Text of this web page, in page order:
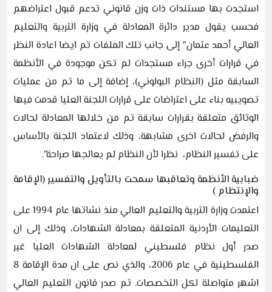
استجدت بها مستندات ذات وزن قانوني تدعم قبول اعتراضهم
فحسب يقول مدير دائرة المعادلة في وزارة التربية والتعليم
العالي أحمد عثمان" إلى جانب تلك الملفات تم ايضا اعادة النظر
في قرارات أخرى جراء مستجدات لم تكن موجودة في الأنظمة
السابقة مثل (النظام البولوني)، إضافة إلى ما تم من عمليات
تصويبيه بناء على اعتراضات على قرارات اللجنة العليا قدمت فيها
الوثائق متعلقة بقرارات سابقة تم من خلالها المعادلة لحالات
والرفض لحالات اخرى مشابهة، وذلك لاعتماد اللجنة بالأساس
على تفسير النظام، نظرا لأن النظام لم يعالجها صراحة".
ضبابية الأنظمة وتعاقبها سمحت بالتأويل والتفسير (الإقامة
والإنتظام )
اعتمدت وزارة التربية والتعليم العالي منذ نشاتها عام 1994 على
التعليمات الأردنية المتعلقة بمعادلة الشهادات، وذلك إلى ان
صدر أول نظام فلسطيني لمعادلة الشهادات العليا غير
الفلسطينية في عام 2006، والذي نص على ان مدة الإقامة 8
اشهر متواصلة لكل التخصصات. ثم صدر قانون التعليم العالي